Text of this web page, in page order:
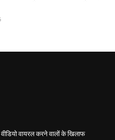
वीडियो वायरल करने वालों के खिलाफ